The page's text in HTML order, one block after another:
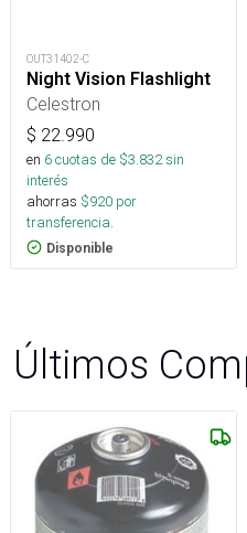
OUT31402-C
Night Vision Flashlight
Celestron
$ 22.990
en 6cuotas de $3.832sin
interés
ahorras $920 por
transferencia.
Disponible
Últimos